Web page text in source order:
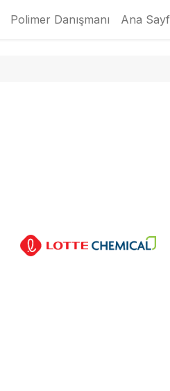
Polimer Danışmanı Ana